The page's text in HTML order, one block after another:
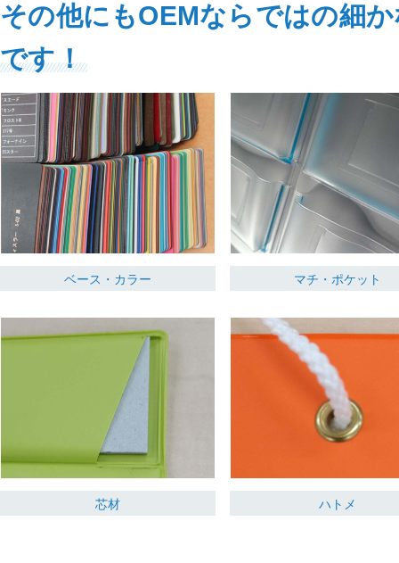
その他にもOEMならではの細
です！
ベース・カラー マチ・ポケット
芯材 ハトメ